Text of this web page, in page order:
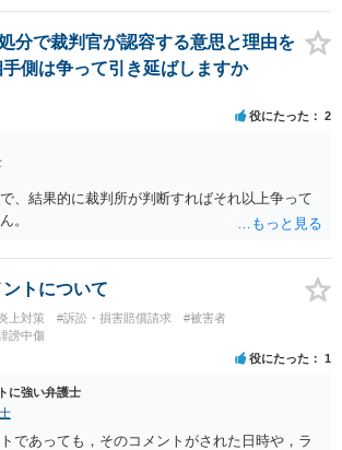
分で裁判官が認容する意思と理由を
側は争って引き延ばしますか
役にたった 2
、結果的に裁判所が判断すればそれ以上争って
。
トについて
上対策 #訴訟・損害賠償請求
#被害者
謗中傷
役にたった 1
に強い弁護士
であっても，そのコメントがされた日時や，ラ